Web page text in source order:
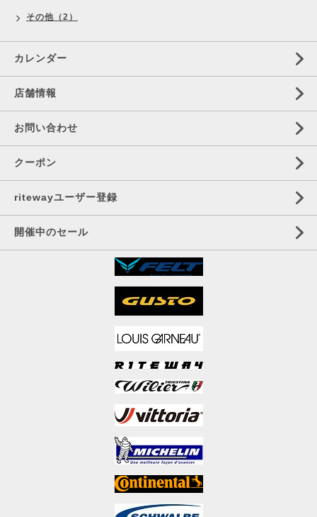
その他（2）
カレンダー
店舗情報
お問い合わせ
クーポン
ritewayユーザー登録
開催中のセール